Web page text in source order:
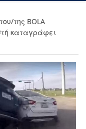
της BOLA
καταγράφει